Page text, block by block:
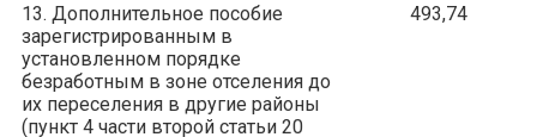
13. Дополнительное пособие
зарегистрированным в
установленном порядке
безработным в зоне отселения до
их переселения в другие районы
(пункт 4 части второй статьи 20
493,74